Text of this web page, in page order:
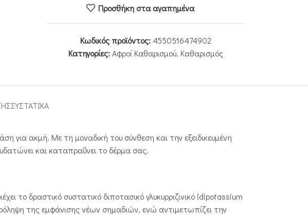
Προσθήκη στα αγαπημένα
Κωδικός προϊόντος: 4550516474902
Κατηγορίες: Αφροί Καθαρισμού, Καθαρισμός
ΣΥΣΤΑΤΙΚΑ
για ακμή. Με τη μοναδική του σύνθεση και την εξειδικευμένη
και καταπραΰνει το δέρμα σας.
το δραστικό συστατικό διποτασικό γλυκυρριζινικό (dipotassium
της εμφάνισης νέων σημαδιών, ενώ αντιμετωπίζει την